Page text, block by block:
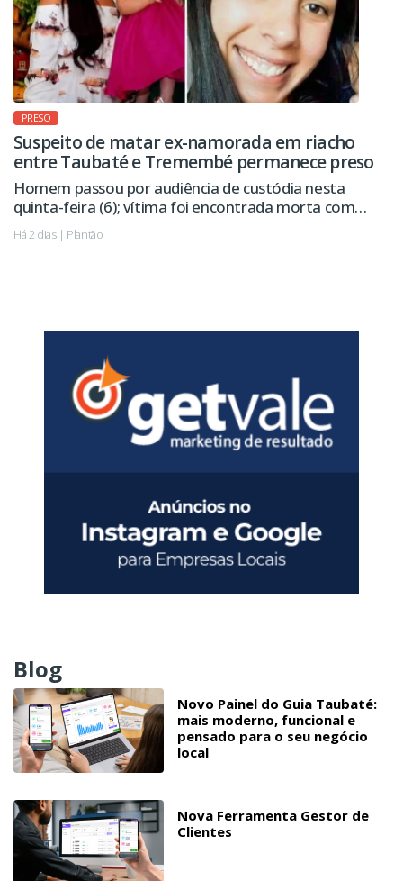
PRESO
Suspeito de matar ex-namorada em riacho
entre Taubaté e Tremembé permanece preso
Homem passou por audiência de custódia nesta
quinta-feira (6); vítima foi encontrada morta com
sinais de violência.
Há 2 dias | Plantão
Blog
Novo Painel do Guia Taubaté:
mais moderno, funcional e
pensado para o seu negócio
local
Nova Ferramenta Gestor de
Clientes